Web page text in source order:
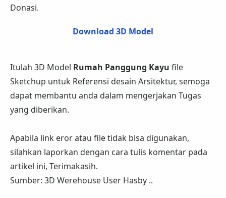
Donasi.
Download 3D Model
Itulah 3D Model Rumah Panggung Kayu file
Sketchup untuk Referensi desain Arsitektur, semoga
dapat membantu anda dalam mengerjakan Tugas
yang diberikan.
Apabila link eror atau file tidak bisa digunakan,
silahkan laporkan dengan cara tulis komentar pada
artikel ini, Terimakasih.
Sumber: 3D Werehouse User Hasby ..